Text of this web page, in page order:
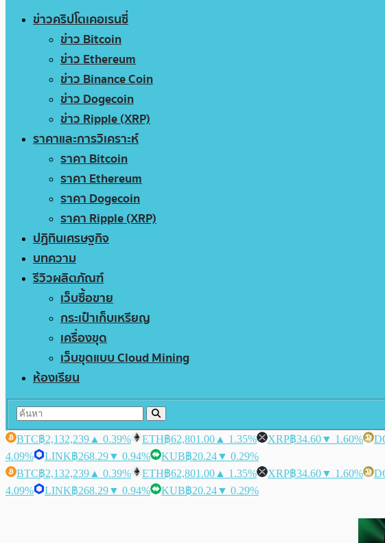
ข่าวคริปโตเคอเรนซี่
ข่าว Bitcoin
ข่าว Ethereum
ข่าว Binance Coin
ข่าว Dogecoin
ข่าว Ripple (XRP)
ราคาและการวิเคราะห์
ราคา Bitcoin
ราคา Ethereum
ราคา Dogecoin
ราคา Ripple (XRP)
ปฏิทินเศรษฐกิจ
บทความ
รีวิวผลิตภัณฑ์
เว็บซื้อขาย
กระเป๋าเก็บเหรียญ
เครื่องขุด
เว็บขุดแบบ Cloud Mining
ห้องเรียน
BTC฿2,132,239 ▲ 0.39% ETH฿62,801.00 ▲ 1.35% XRP฿34.60▼ 1.60%
4.09%
LINK฿268.29▼ 0.94% KUB฿20.24▼ 0.29%
BTC฿2,132,239 ▲ 0.39% ETH฿62,801.00 ▲ 1.35% XRP฿34.60▼ 1.60%
4.09%
LINK฿268.29▼ 0.94% KUB฿20.24▼ 0.29%